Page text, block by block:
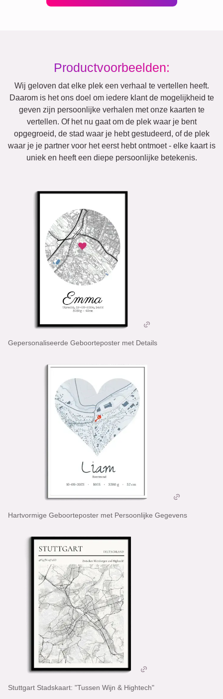
Productvoorbeelden:
Wij geloven dat elke plek een verhaal te vertellen heeft.
Daarom is het ons doel om iedere klant de mogelijkheid te
geven zijn persoonlijke verhalen met onze kaarten te
vertellen. Of het nu gaat om de plek waar je bent
opgegroeid, de stad waar je hebt gestudeerd, of de plek
waar je je partner voor het eerst hebt ontmoet - elke kaart is
uniek en heeft een diepe persoonlijke betekenis.
Gepersonaliseerde Geboorteposter met Details
Hartvormige Geboorteposter met Persoonlijke Gegevens
Stuttgart Stadskaart: "Tussen Wijn & Hightech"